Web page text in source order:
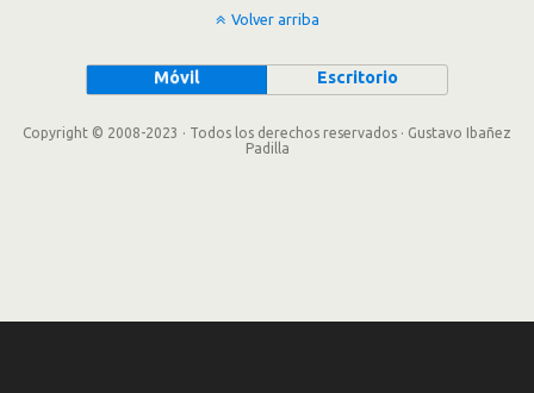
Volver arriba
Móvil Escritorio
Copyright © 2008-2023 · Todos los derechos reservados · Gustavo Ibañez
Padilla